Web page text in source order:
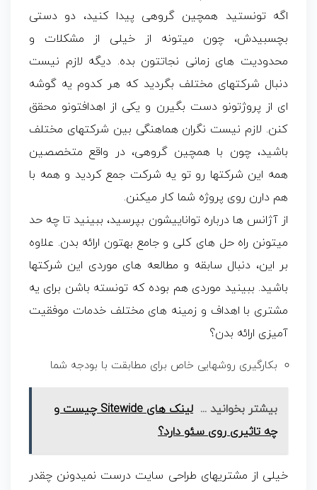
اگه تونستید همچین گروهی پیدا کنید، دو دستی
بچسبیدش، چون میتونه از خیلی از مشکلات و
محدودیت های زمانی نجاتتون بده. دیگه لازم نیست
دنبال شرکتهای مختلف بگردید که هر کدوم یه گوشه
ای از پروژتونو دست بگیرن و یکی از اهدافتونو محقق
کنن. لازم نیست نگران هماهنگی بین شرکتهای مختلف
باشید، چون با همچین گروهی، در واقع متخصصین
همه این شرکتها رو تو یه شرکت جمع کردید و همه با
هم دارن روی پروژه شما کار میکنن.
از آژانس ها درباره تواناییشون بپرسید، ببینید تا چه حد
میتونن راه حل های کلی و جامع بهتون ارائه بدن. علاوه
بر این، دنبال سابقه و مطالعه های موردی این شرکتها
باشید. ببینید موردی هم بوده که تونسته باشن برای یه
مشتری با اهداف و زمینه های مختلف خدمات موفقیت
آمیزی ارائه بدن؟
بکارگیری روشهایی خاص برای مطابقت با بودجه شما
بیشتر بخوانید ...
لینک های Sitewide چیست و
چه تاثیری روی سئو دارد؟
خیلی از مشتریهای طراحی سایت درست نمیدونن چقدر